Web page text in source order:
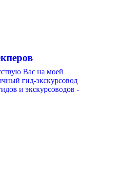
Вас на моей
гид-экскурсовод
и экскурсоводов -